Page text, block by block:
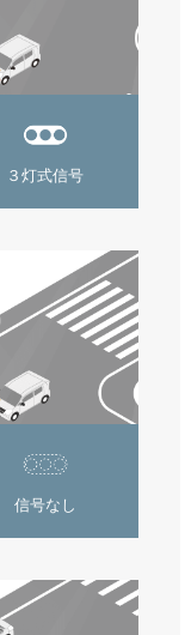
３灯式信号
信号なし